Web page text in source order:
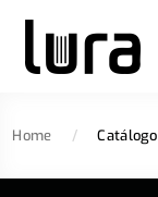
Home / Catálogo